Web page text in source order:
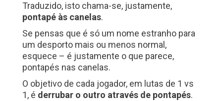
Traduzido, isto chama-se, justamente,
pontapé às canelas.
Se pensas que é só um nome estranho para
um desporto mais ou menos normal,
esquece – é justamente o que parece,
pontapés nas canelas.
O objetivo de cada jogador, em lutas de 1 vs
1, é derrubar o outro através de pontapés.